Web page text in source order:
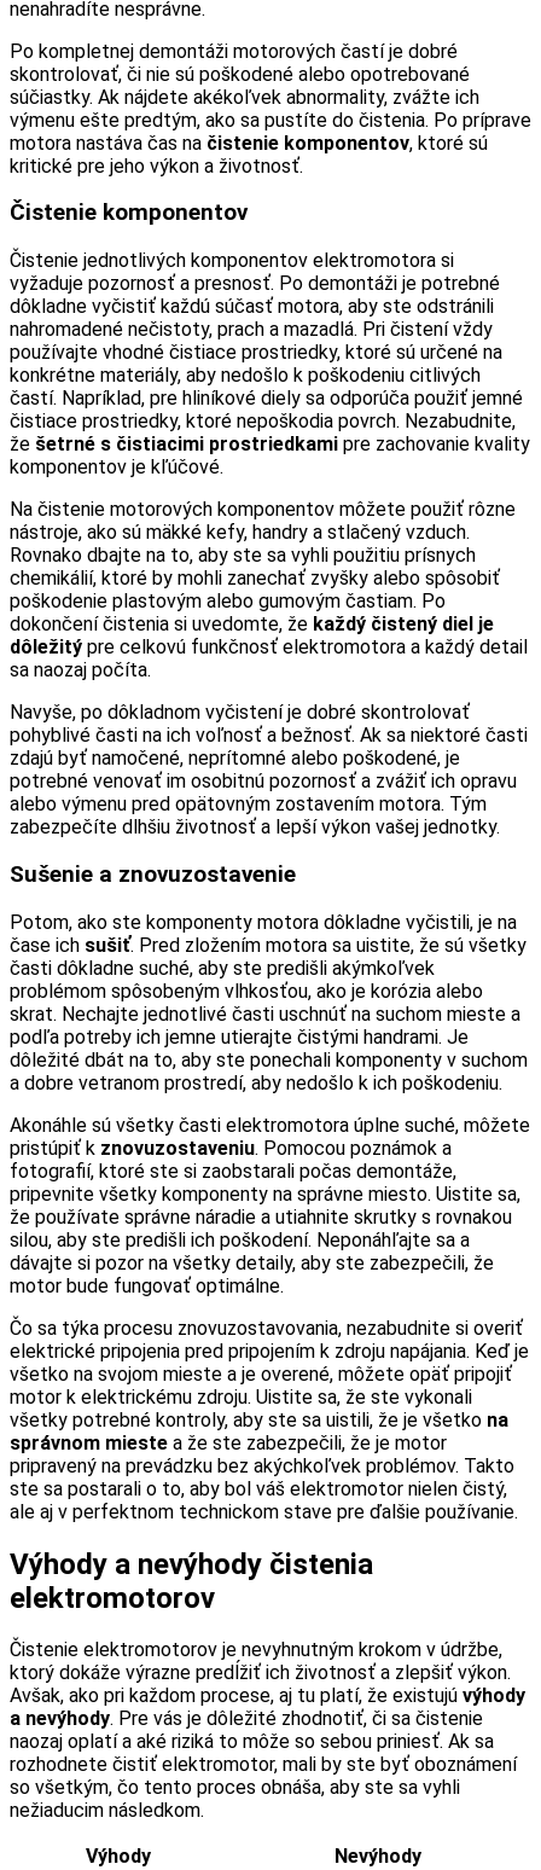
nenahradíte nesprávne.
Po kompletnej demontáži motorových častí je dobré
skontrolovať, či nie sú poškodené alebo opotrebované
súčiastky. Ak nájdete akékoľvek abnormality, zvážte ich
výmenu ešte predtým, ako sa pustíte do čistenia. Po príprave
motora nastáva čas na čistenie komponentov, ktoré sú
kritické pre jeho výkon a životnosť.
Čistenie komponentov
Čistenie jednotlivých komponentov elektromotora si
vyžaduje pozornosť a presnosť. Po demontáži je potrebné
dôkladne vyčistiť každú súčasť motora, aby ste odstránili
nahromadené nečistoty, prach a mazadlá. Pri čistení vždy
používajte vhodné čistiace prostriedky, ktoré sú určené na
konkrétne materiály, aby nedošlo k poškodeniu citlivých
častí. Napríklad, pre hliníkové diely sa odporúča použiť jemné
čistiace prostriedky, ktoré nepoškodia povrch. Nezabudnite,
že šetrné s čistiacimi prostriedkami pre zachovanie kvality
komponentov je kľúčové.
Na čistenie motorových komponentov môžete použiť rôzne
nástroje, ako sú mäkké kefy, handry a stlačený vzduch.
Rovnako dbajte na to, aby ste sa vyhli použitiu prísnych
chemikálií, ktoré by mohli zanechať zvyšky alebo spôsobiť
poškodenie plastovým alebo gumovým častiam. Po
dokončení čistenia si uvedomte, že každý čistený diel je
dôležitý pre celkovú funkčnosť elektromotora a každý detail
sa naozaj počíta.
Navyše, po dôkladnom vyčistení je dobré skontrolovať
pohyblivé časti na ich voľnosť a bežnosť. Ak sa niektoré časti
zdajú byť namočené, neprítomné alebo poškodené, je
potrebné venovať im osobitnú pozornosť a zvážiť ich opravu
alebo výmenu pred opätovným zostavením motora. Tým
zabezpečíte dlhšiu životnosť a lepší výkon vašej jednotky.
Sušenie a znovuzostavenie
Potom, ako ste komponenty motora dôkladne vyčistili, je na
čase ich sušiť. Pred zložením motora sa uistite, že sú všetky
časti dôkladne suché, aby ste predišli akýmkoľvek
problémom spôsobeným vlhkosťou, ako je korózia alebo
skrat. Nechajte jednotlivé časti uschnúť na suchom mieste a
podľa potreby ich jemne utierajte čistými handrami. Je
dôležité dbát na to, aby ste ponechali komponenty v suchom
a dobre vetranom prostredí, aby nedošlo k ich poškodeniu.
Akonáhle sú všetky časti elektromotora úplne suché, môžete
pristúpiť k znovuzostaveniu. Pomocou poznámok a
fotografií, ktoré ste si zaobstarali počas demontáže,
pripevnite všetky komponenty na správne miesto. Uistite sa,
že používate správne náradie a utiahnite skrutky s rovnakou
silou, aby ste predišli ich poškodení. Neponáhľajte sa a
dávajte si pozor na všetky detaily, aby ste zabezpečili, že
motor bude fungovať optimálne.
Čo sa týka procesu znovuzostavovania, nezabudnite si overiť
elektrické pripojenia pred pripojením k zdroju napájania. Keď je
všetko na svojom mieste a je overené, môžete opäť pripojiť
motor k elektrickému zdroju. Uistite sa, že ste vykonali
všetky potrebné kontroly, aby ste sa uistili, že je všetko na
správnom mieste a že ste zabezpečili, že je motor
pripravený na prevádzku bez akýchkoľvek problémov. Takto
ste sa postarali o to, aby bol váš elektromotor nielen čistý,
ale aj v perfektnom technickom stave pre ďalšie používanie.
Výhody a nevýhody čistenia
elektromotorov
Čistenie elektromotorov je nevyhnutným krokom v údržbe,
ktorý dokáže výrazne predĺžiť ich životnosť a zlepšiť výkon.
Avšak, ako pri každom procese, aj tu platí, že existujú výhody
a nevýhody. Pre vás je dôležité zhodnotiť, či sa čistenie
naozaj oplatí a aké riziká to môže so sebou priniesť. Ak sa
rozhodnete čistiť elektromotor, mali by ste byť oboznámení
so všetkým, čo tento proces obnáša, aby ste sa vyhli
nežiaducim následkom.
Výhody
Nevýhody